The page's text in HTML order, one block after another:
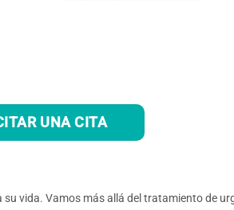
UNA CITA
vida. Vamos más allá del tratamiento de